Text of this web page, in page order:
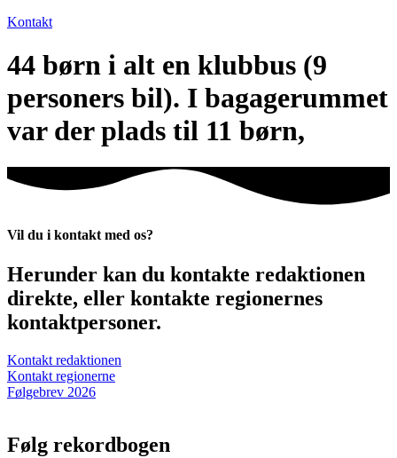
Kontakt
44 børn i alt en klubbus (9
personers bil). I bagagerummet
var der plads til 11 børn,
Vil du i kontakt med os?
Herunder kan du kontakte redaktionen
direkte, eller kontakte regionernes
kontaktpersoner.
Kontakt redaktionen
Kontakt regionerne
Følgebrev 2026
Følg rekordbogen